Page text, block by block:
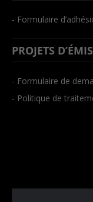
- Formulaire
PROJETS
- Formulaire de
- Politique de